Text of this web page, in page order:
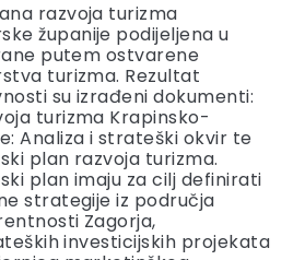
razvoja turizma
županije podijeljena u
putem ostvarene
turizma. Rezultat
su izrađeni dokumenti:
turizma Krapinsko-
Analiza i strateški okvir te
plan razvoja turizma.
plan imaju za cilj definirati
strategije iz područja
Zagorja,
investicijskih projekata